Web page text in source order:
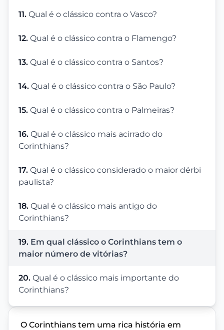
11. Qual é o clássico contra o Vasco?
12. Qual é o clássico contra o Flamengo?
13. Qual é o clássico contra o Santos?
14. Qual é o clássico contra o São Paulo?
15. Qual é o clássico contra o Palmeiras?
16. Qual é o clássico mais acirrado do
Corinthians?
17. Qual é o clássico considerado o maior dérbi
paulista?
18. Qual é o clássico mais antigo do
Corinthians?
19. Em qual clássico o Corinthians tem o
maior número de vitórias?
20. Qual é o clássico mais importante do
Corinthians?
O Corinthians tem uma rica história em